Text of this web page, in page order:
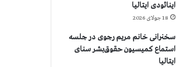
اینائودی ایتالیا
18 جولای 2026
سخنرانی خانم مریم رجوی در جلسه
استماع کمیسیون حقوق‌بشر سنای
ایتالیا